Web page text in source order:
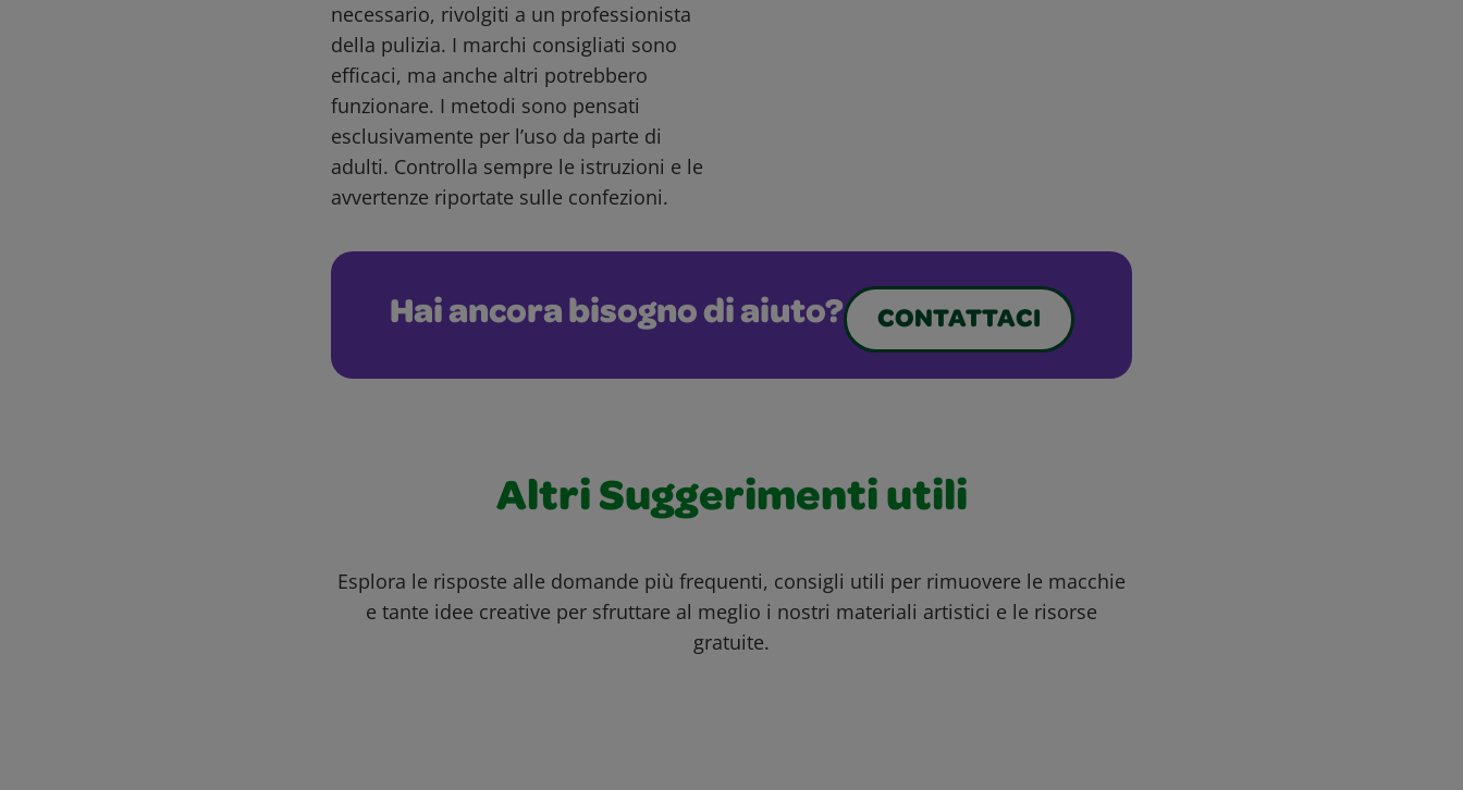
necessario, rivolgiti a un professionista
della pulizia. I marchi consigliati sono
efficaci, ma anche altri potrebbero
funzionare. I metodi sono pensati
esclusivamente per l’uso da parte di
adulti. Controlla sempre le istruzioni e le
avvertenze riportate sulle confezioni.
Hai ancora bisogno di aiuto? CONTATTACI
Altri Suggerimenti utili
Esplora le risposte alle domande più frequenti, consigli utili per rimuovere le macchie
e tante idee creative per sfruttare al meglio i nostri materiali artistici e le risorse
gratuite.